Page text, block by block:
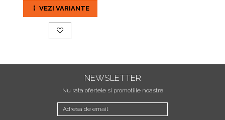
VEZI VARIANTE
NEWSLETTER
Nu rata ofertele si promotiile noastre